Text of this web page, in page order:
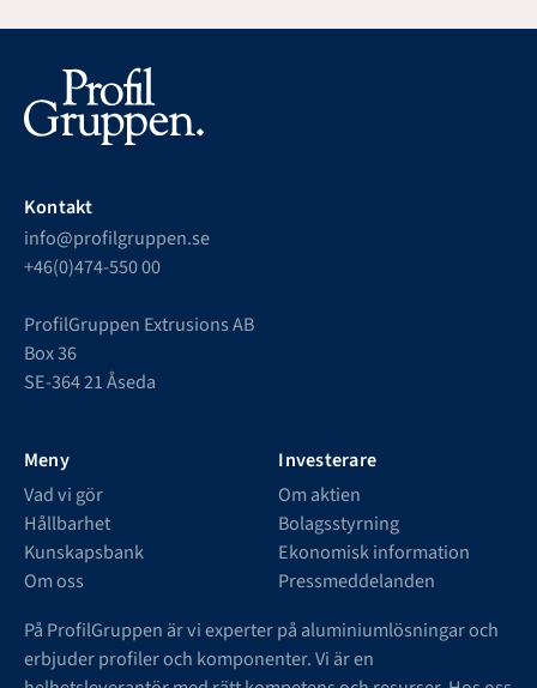
Kontakt
info@profilgruppen.se
+46(0)474-550 00
ProfilGruppen Extrusions AB
Box 36
SE-364 21 Åseda
Meny
Vad vi gör
Hållbarhet
Kunskapsbank
Om oss
Investerare
Om aktien
Bolagsstyrning
Ekonomisk information
Pressmeddelanden
På ProfilGruppen är vi experter på aluminiumlösningar och
erbjuder profiler och komponenter. Vi är en